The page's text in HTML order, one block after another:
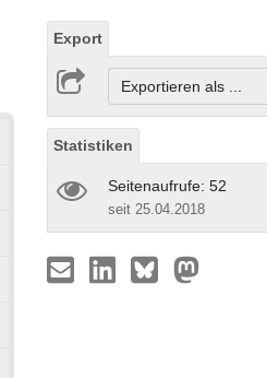
Export
Exportieren als ...
Statistiken
Seitenaufrufe: 52
seit 25.04.2018